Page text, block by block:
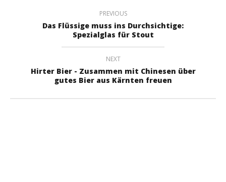
PREVIOUS
Das Flüssige muss ins Durchsichtige:
Spezialglas für Stout
NEXT
Hirter Bier - Zusammen mit Chinesen über
gutes Bier aus Kärnten freuen